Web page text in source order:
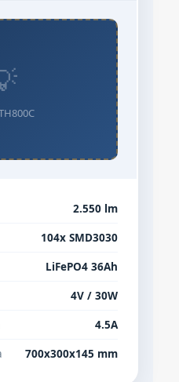
2.550 lm
104x SMD3030
LiFePO4 36Ah
4V / 30W
4.5A
700x300x145 mm